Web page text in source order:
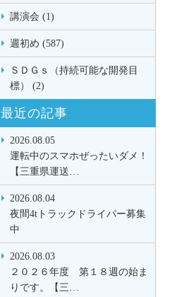
講演会 (1)
週初め (587)
ＳＤＧｓ（持続可能な開発目
標） (2)
最近の記事
2026.08.05
運転中のスマホぜったいダメ！
【三重県運送…
2026.08.04
夜間4tトラックドライバー募集
中
2026.08.03
２０２６年度 第１８週の始ま
りです。【三…